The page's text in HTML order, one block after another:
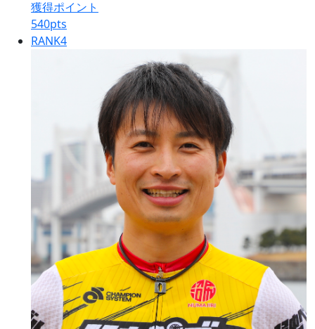
獲得ポイント
540pts
RANK4